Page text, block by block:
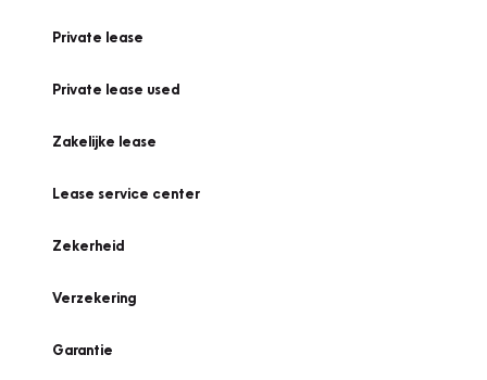
Private lease
Private lease used
Zakelijke lease
Lease service center
Zekerheid
Verzekering
Garantie